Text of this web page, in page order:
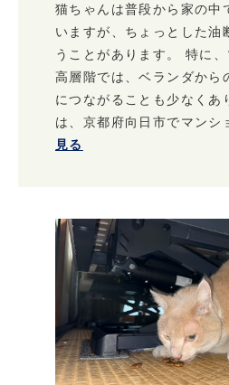
猫ちゃんは普段から家の中
いますが、ちょっとした油
うことがあります。 特に
高層階では、ベランダから
につながることも少なくあ
は、京都府向日市でマンシ
見る